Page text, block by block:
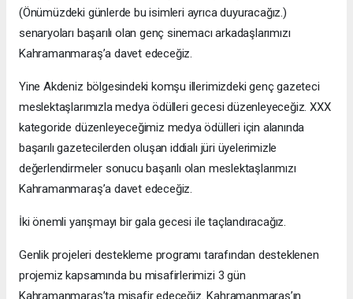
(Önümüzdeki günlerde bu isimleri ayrıca duyuracağız.)
senaryoları başarılı olan genç sinemacı arkadaşlarımızı
Kahramanmaraş’a davet edeceğiz.
Yine Akdeniz bölgesindeki komşu illerimizdeki genç gazeteci
meslektaşlarımızla medya ödülleri gecesi düzenleyeceğiz. XXX
kategoride düzenleyeceğimiz medya ödülleri için alanında
başarılı gazetecilerden oluşan iddialı jüri üyelerimizle
değerlendirmeler sonucu başarılı olan meslektaşlarımızı
Kahramanmaraş’a davet edeceğiz.
İki önemli yarışmayı bir gala gecesi ile taçlandıracağız.
Genlik projeleri destekleme programı tarafından desteklenen
projemiz kapsamında bu misafirlerimizi 3 gün
Kahramanmaraş’ta misafir edeceğiz. Kahramanmaraş’ın